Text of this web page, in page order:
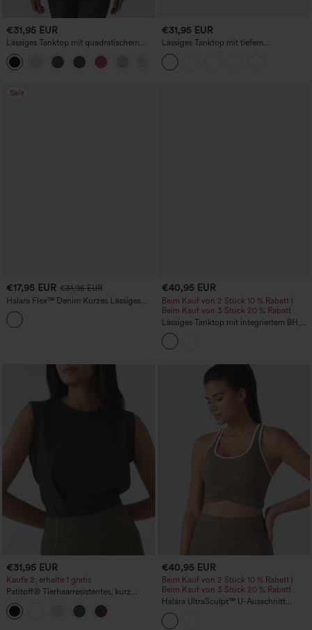
€31,95 EUR
Lässiges Tanktop mit quadratischem
Ausschnitt und integriertem BH,
Körbchengrößen B-E
€31,95 EUR
Lässiges Tanktop mit tiefem
Rundhalsausschnitt und integriertem BH
- für Körbchengrößen B–E
Sale
€17,95 EUR €31,95 EUR
Halara Flex™ Denim Kurzes Lässiges
Trägertop
€40,95 EUR
Beim Kauf von 2 Stück 10 % Rabatt |
Beim Kauf von 3 Stück 20 % Rabatt
Lässiges Tanktop mit integriertem BH,
für Körbchengrößen B–E
€31,95 EUR
Kaufe 2, erhalte 1 gratis
Patitoff® Tierhaarresistentes, kurz
geschnittenes, ärmelloses Yoga-Tanktop
mit Rundhalsausschnitt
€40,95 EUR
Beim Kauf von 2 Stück 10 % Rabatt |
Beim Kauf von 3 Stück 20 % Rabatt
Halara UltraSculpt™ U-Ausschnitt
Racerback Colorblock-Tanktop mit
integriertem BH und Tasche